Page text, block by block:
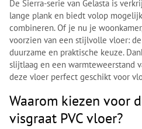
De Sierra-serie van Gelasta is
lange plank en biedt volop
combineren. Of je nu je
voorzien van een stijlvolle vloer:
duurzame en praktische keuze.
slijtlaag en een warmteweerstand
deze vloer perfect geschikt voor
Waarom kiezen voor
visgraat PVC vloer?